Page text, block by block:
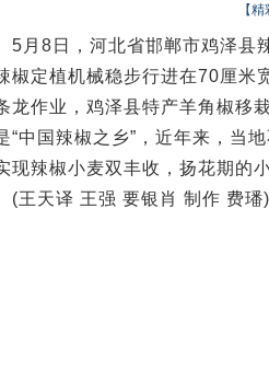
【
8日，河北省邯郸市鸡泽县辣
椒定植机械稳步行进在70厘米
龙作业，鸡泽县特产羊角椒移
“中国辣椒之乡”，近年来，当
现辣椒小麦双丰收，扬花期的
(王天译 王强 要银肖 制作 费璠)